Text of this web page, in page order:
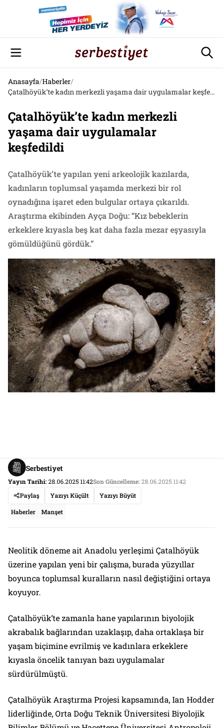
Anasayfa/Haberler/
Çatalhöyük’te kadın merkezli yaşama dair uygulamalar keşfedildi
Çatalhöyük’te kadın merkezli
yaşama dair uygulamalar
keşfedildi
Çatalhöyük’te yapılan yeni arkeolojik kazılarda,
kadınların toplumsal yaşamda merkezi bir rol
oynadığına işaret eden bulgular ortaya çıkarıldı.
Araştırma ekibinden Ayça Doğu: “Kız bebeklerin
erkeklere kıyasla beş kat daha fazla mezar eşyasıyla
gömüldüğünü gördük.”
Serbestiyet
Yayın Tarihi:28.06.2025 11:42Son Güncelleme:28.06.2025 11:42
Paylaş
Yazıyı Küçült Yazıyı Büyüt
Haberler Manşet
Neolitik döneme ait Anadolu yerleşimi Çatalhöyük
üzerine yapılan yeni bir çalışma, burada yüzyıllar
boyunca toplumsal kuralların nasıl değiştiğini ortaya
koyuyor.
Çatalhöyük’te zamanla hane yapılarının biyolojik
akrabalık bağlarından uzaklaşıp, daha ortaklaşa bir
yaşam biçimine evrilmiş ve kadınlara erkeklere
kıyasla öncelik tanıyan bazı uygulamalar
sürdürülmüştü.
Çatalhöyük Araştırma Projesi kapsamında, Ian Hodder
liderliğinde, Orta Doğu Teknik Üniversitesi Biyolojik